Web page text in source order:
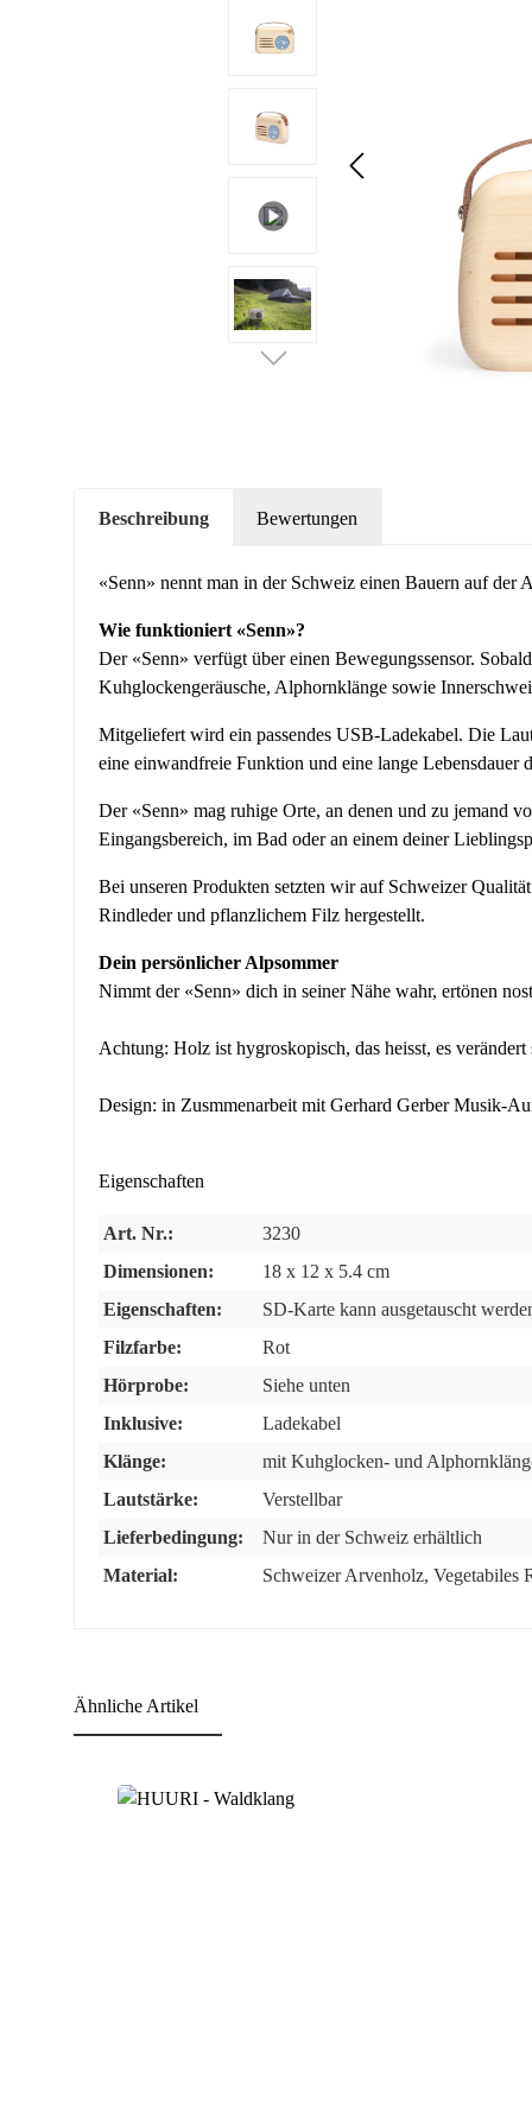
Beschreibung Bewertungen
«Senn» nennt man in der Schweiz einen Bauern auf
Wie funktioniert «Senn»?
Der «Senn» verfügt über einen Bewegungssensor.
Kuhglockengeräusche, Alphornklänge sowie
Mitgeliefert wird ein passendes USB-Ladekabel. Die
eine einwandfreie Funktion und eine lange Lebensdauer
Der «Senn» mag ruhige Orte, an denen und zu jemand
Eingangsbereich, im Bad oder an einem deiner
Bei unseren Produkten setzten wir auf Schweizer
Rindleder und pflanzlichem Filz hergestellt.
Dein persönlicher Alpsommer
Nimmt der «Senn» dich in seiner Nähe wahr, ertönen
Achtung: Holz ist hygroskopisch, das heisst, es
Design: in Zusmmenarbeit mit Gerhard Gerber Musik-
Eigenschaften
Art. Nr.:
3230
Dimensionen:
18 x 12 x 5.4 cm
Eigenschaften:
SD-Karte kann ausgetauscht
Filzfarbe:
Rot
Hörprobe:
Siehe unten
Inklusive:
Ladekabel
Klänge:
mit Kuhglocken- und
Lautstärke:
Verstellbar
Lieferbedingung:
Nur in der Schweiz erhältlich
Material:
Schweizer Arvenholz, Vegetabiles
Ähnliche Artikel